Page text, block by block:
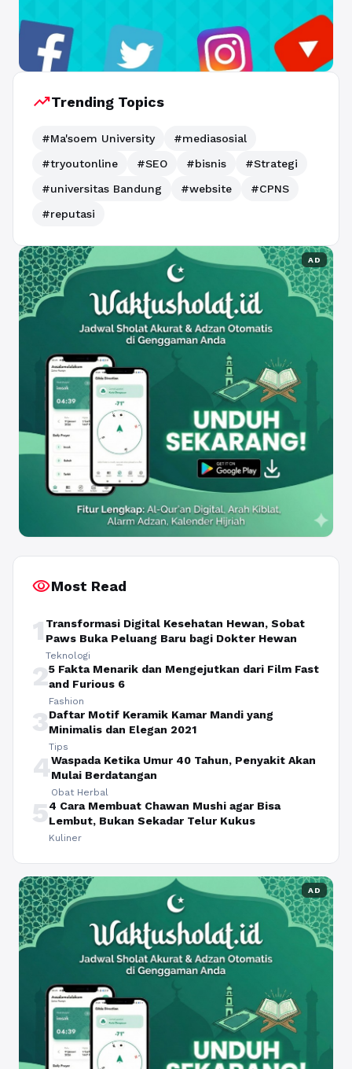
trending_upTrending Topics
#Ma'soem University
#mediasosial
#tryoutonline
#SEO #bisnis
#Strategi
#universitas Bandung
#website
#CPNS
#reputasi
AD
visibilityMost Read
1 Transformasi Digital Kesehatan Hewan, Sobat
Paws Buka Peluang Baru bagi Dokter Hewan
Teknologi
25 Fakta Menarik dan Mengejutkan dari Film Fast
and Furious 6
Fashion
3Daftar Motif Keramik Kamar Mandi yang
Minimalis dan Elegan 2021
Tips
4Waspada Ketika Umur 40 Tahun, Penyakit Akan
Mulai Berdatangan
Obat Herbal
54 Cara Membuat Chawan Mushi agar Bisa
Lembut, Bukan Sekadar Telur Kukus
Kuliner
AD